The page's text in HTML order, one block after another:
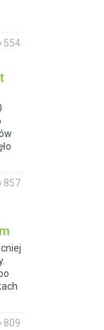
554
857
809